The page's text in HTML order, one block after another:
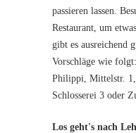
passieren lassen.
Restaurant, um
gibt es ausreichend
Vorschläge wie
Philippi, Mittelstr.
Schlosserei 3 oder
Los geht's nach